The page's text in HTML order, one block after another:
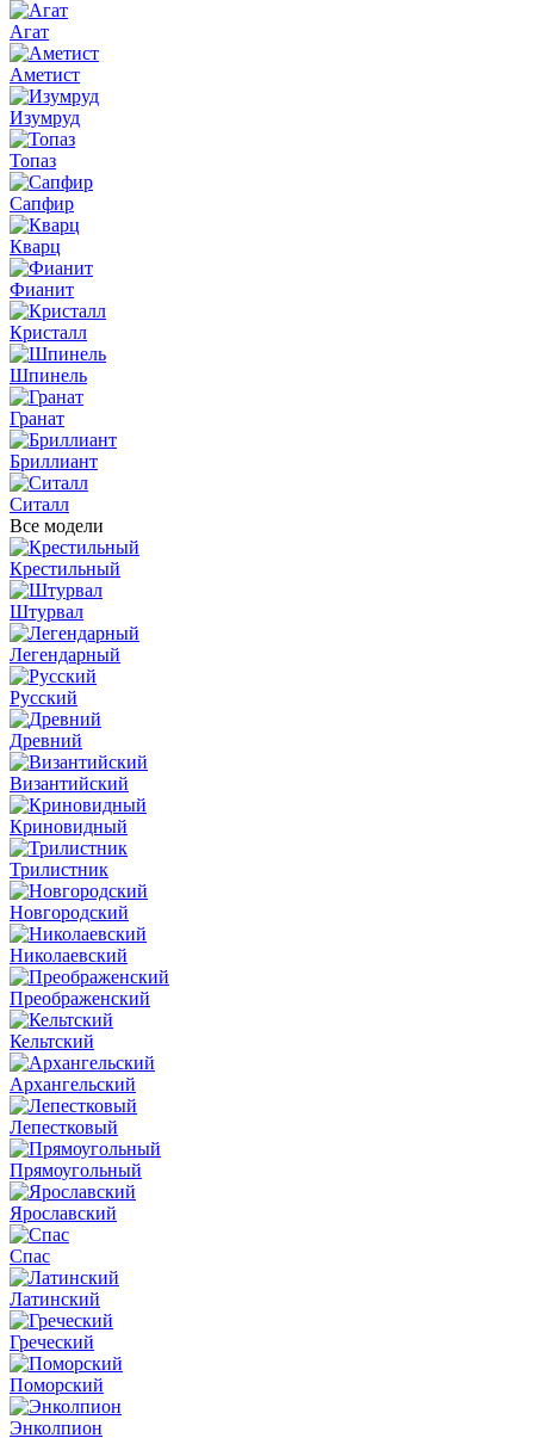
Агат
Аметист
Изумруд
Топаз
Сапфир
Кварц
Фианит
Кристалл
Шпинель
Гранат
Бриллиант
Ситалл
Все модели
Крестильный
Штурвал
Легендарный
Русский
Древний
Византийский
Криновидный
Трилистник
Новгородский
Николаевский
Преображенский
Кельтский
Архангельский
Лепестковый
Прямоугольный
Ярославский
Спас
Латинский
Греческий
Поморский
Энколпион